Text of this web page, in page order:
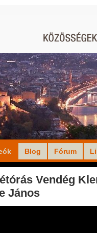
Blog Fórum
Vendég
János